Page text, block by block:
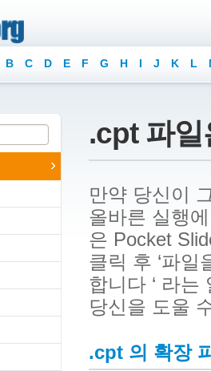
B C D E F G H I J K L
.cpt 파
만약 당신이
올바른 실행
은 Pocket
클릭 후 ‘파
합니다 ‘ 라
당신을 도울
.cpt 의 확장